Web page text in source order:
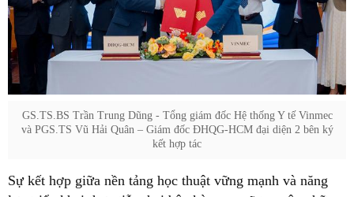
GS.TS.BS Trần Trung Dũng - Tổng giám đốc Hệ thống Y tế Vinmec
và PGS.TS Vũ Hải Quân – Giám đốc ĐHQG-HCM đại diện 2 bên ký
kết hợp tác
Sự kết hợp giữa nền tảng học thuật vững mạnh và năng